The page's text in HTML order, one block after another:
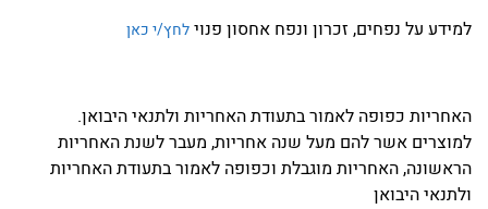
למידע על נפחים, זכרון ונפח אחסון פנוילחץ/י כאן
האחריות כפופה לאמור בתעודת האחריות ולתנאי היבואן.
למוצרים אשר להם מעל שנה אחריות, מעבר לשנת האחריות
הראשונה, האחריות מוגבלת וכפופה לאמור בתעודת האחריות
ולתנאי היבואן